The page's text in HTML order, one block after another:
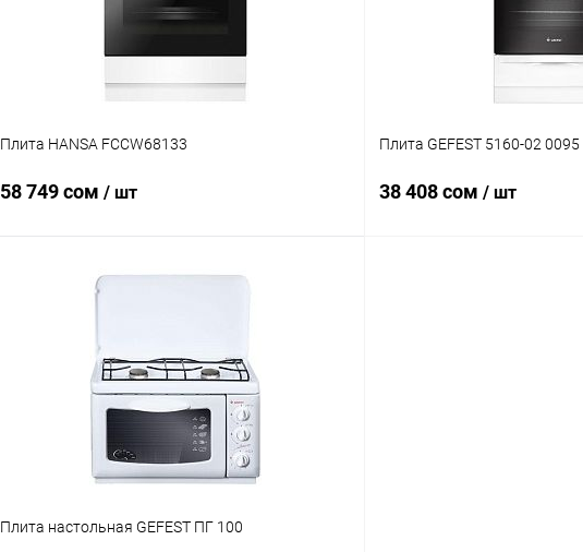
Плита HANSA FCCW68133
58 749 сом / шт
В корзину
В избранное В наличии
Плита GEFEST 5160-02 0095
38 408 сом / шт
Плита настольная GEFEST ПГ 100